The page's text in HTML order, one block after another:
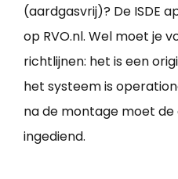
(aardgasvrij)? De ISDE
op RVO.nl. Wel moet je
richtlijnen: het is een
het systeem is
na de montage moet
ingediend.